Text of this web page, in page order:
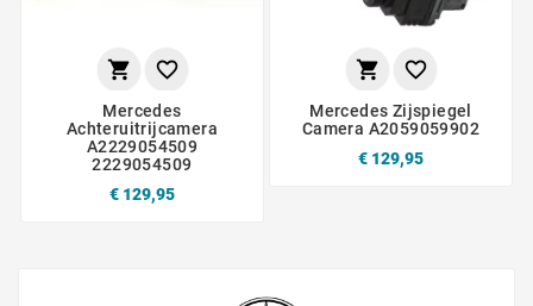
 
Mercedes
Achteruitrijcamera
A2229054509
2229054509
€ 129,95
 
Mercedes Zijspiegel
Camera A2059059902
€ 129,95